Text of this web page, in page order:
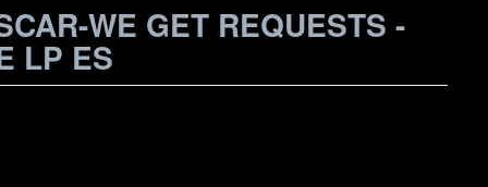
WE GET REQUESTS -
LP ES